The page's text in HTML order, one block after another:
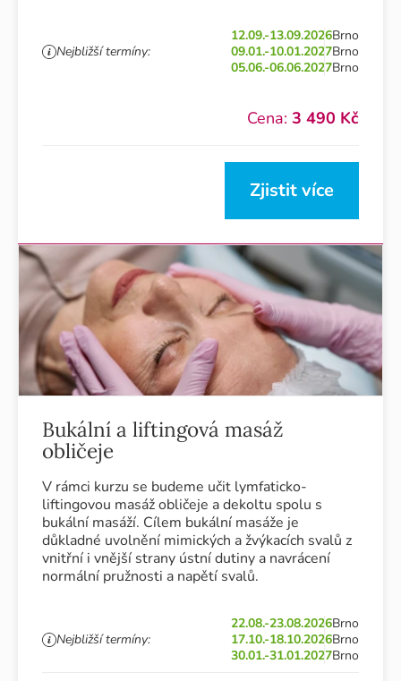
Nejbližší termíny:
12.09.-13.09.2026Brno
09.01.-10.01.2027Brno
05.06.-06.06.2027Brno
Cena: 3 490 Kč
Zjistit více
Bukální a liftingová masáž
obličeje
V rámci kurzu se budeme učit lymfaticko-
liftingovou masáž obličeje a dekoltu spolu s
bukální masáží. Cílem bukální masáže je
důkladné uvolnění mimických a žvýkacích svalů z
vnitřní i vnější strany ústní dutiny a navrácení
normální pružnosti a napětí svalů.
Nejbližší termíny:
22.08.-23.08.2026Brno
17.10.-18.10.2026Brno
30.01.-31.01.2027Brno